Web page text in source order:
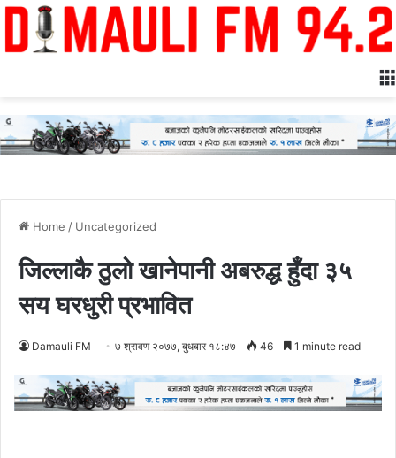
Home / Uncategorized
जिल्लाकै ठुलो खानेपानी अबरुद्ध हुँदा ३५
सय घरधुरी प्रभावित
Damauli FM ७ श्रावण २०७७, बुधबार १८:४७ 46 1 minute read